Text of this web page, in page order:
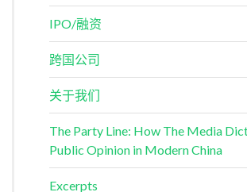
IPO/融资
跨国公司
关于我们
The Party Line: How The Media
Public Opinion in Modern China
Excerpts